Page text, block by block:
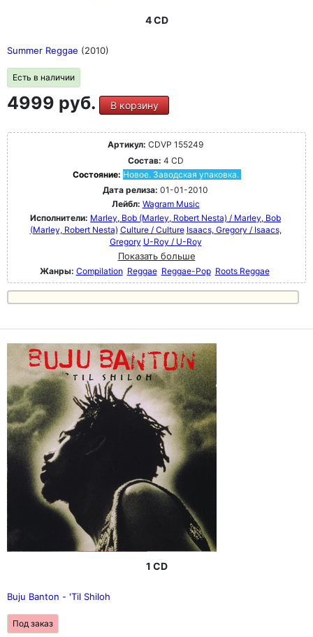
4 CD
Summer Reggae (2010)
Есть в наличии
4999 руб. В корзину
Артикул: CDVP 155249
Состав: 4 CD
Состояние: Новое. Заводская упаковка.
Дата релиза: 01-01-2010
Лейбл: Wagram Music
Исполнители: Marley, Bob (Marley, Robert Nesta) / Marley, Bob
(Marley, Robert Nesta) Culture / Culture Isaacs, Gregory / Isaacs,
Gregory U-Roy / U-Roy
Показать больше
Жанры: Compilation Reggae Reggae-Pop Roots Reggae
1 CD
Buju Banton - 'Til Shiloh
Под заказ